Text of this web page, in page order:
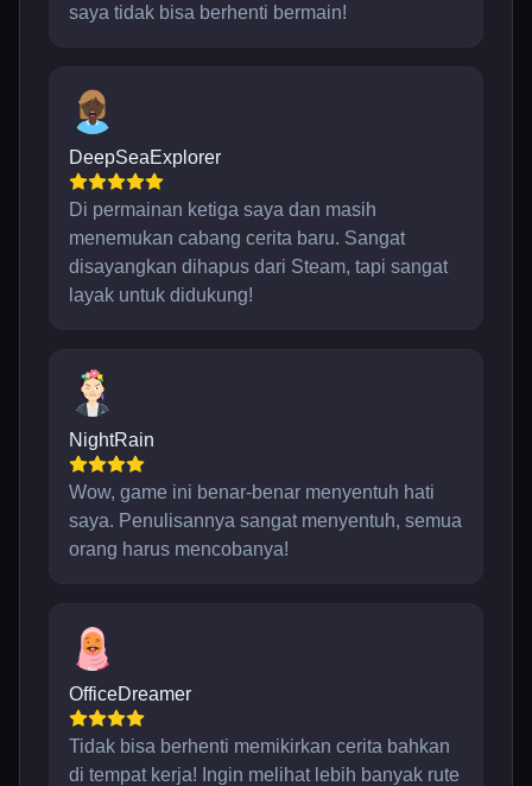
saya tidak bisa berhenti bermain!
DeepSeaExplorer
Di permainan ketiga saya dan masih
menemukan cabang cerita baru. Sangat
disayangkan dihapus dari Steam, tapi sangat
layak untuk didukung!
NightRain
Wow, game ini benar-benar menyentuh hati
saya. Penulisannya sangat menyentuh, semua
orang harus mencobanya!
OfficeDreamer
Tidak bisa berhenti memikirkan cerita bahkan
di tempat kerja! Ingin melihat lebih banyak rute